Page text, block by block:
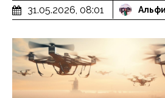
31.05.2026, 08:01